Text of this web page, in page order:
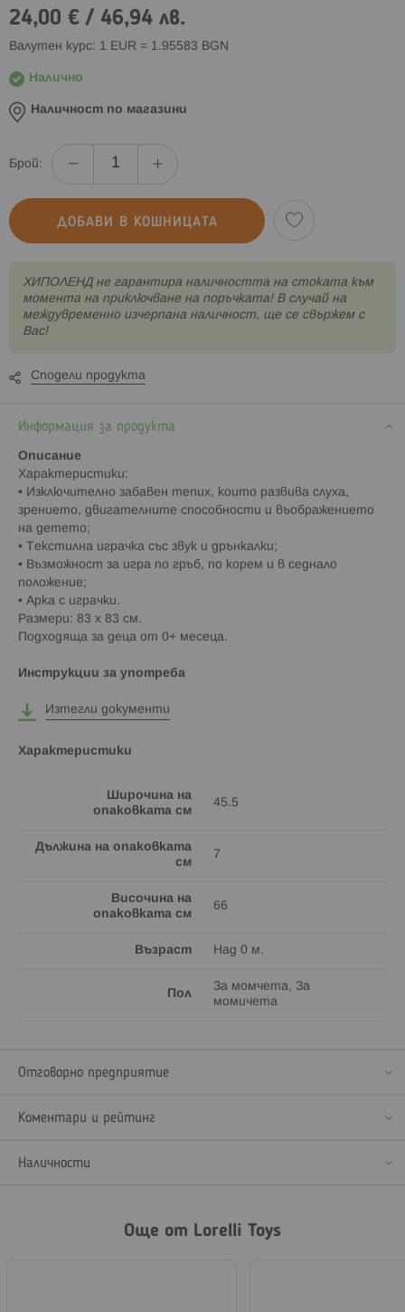
24,00 € / 46,94 лв.
Валутен курс: 1 EUR = 1.95583 BGN
Налично
Наличност по магазини
Брой:
ДОБАВИ В КОШНИЦАТА
XИПОЛЕНД не гарантира наличността на стоката към
момента на приключване на поръчката! В случай на
междувременно изчерпана наличност, ще се свържем с
Вас!
Сподели продукта
Информация за продукта
Описание
Характеристики:
• Изключително забавен тепих, които развива слуха,
зрението, двигателните способности и въображението
на детето;
• Текстилна играчка със звук и дрънкалки;
• Възможност за игра по гръб, по корем и в седнало
положение;
• Арка с играчки.
Размери: 83 х 83 см.
Подходяща за деца от 0+ месеца.
Инструкции за употреба
Изтегли документи
Характеристики
Широчина на
опаковката см
45.5
Дължина на опаковката
см
7
Височина на
опаковката см
66
Възраст Над 0 м.
Пол
За момчета, За
момичета
Отговорно предприятие
Коментари и рейтинг
Наличности
Още от Lorelli Toys